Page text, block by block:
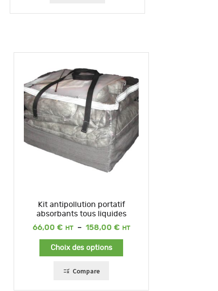
Kit antipollution portatif
absorbants tous liquides
66,00 € – 158,00 €
Plage
Choix des options
Compare